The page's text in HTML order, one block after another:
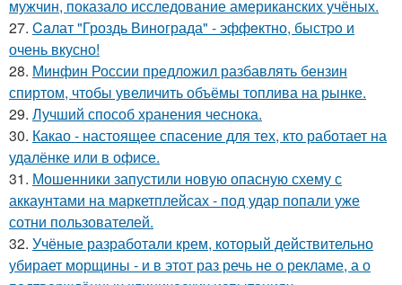
мужчин, показало исследование американских учёных.
27. Caлат "Гроздь Винoграда" - эффeктно, быстpo и
очень вкусно!
28. Минфин России предложил разбавлять бензин
спиртом, чтобы увеличить объёмы топлива на рынке.
29. Лучший способ хранения чеснока.
30. Какао - настоящее спасение для тех, кто работает на
удалёнке или в офисе.
31. Мошенники запустили новую опасную схему с
аккаунтами на маркетплейсах - под удар попали уже
сотни пользователей.
32. Учёные разработали крем, который действительно
убирает морщины - и в этот раз речь не о рекламе, а о